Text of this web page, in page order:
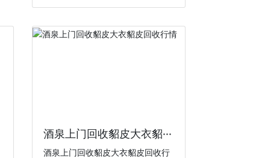
酒泉上门回收貂皮大衣貂···
酒泉上门回收貂皮大衣貂皮回收行